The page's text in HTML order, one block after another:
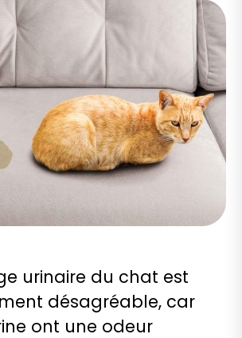
urinaire du chat est
désagréable, car
ont une odeur